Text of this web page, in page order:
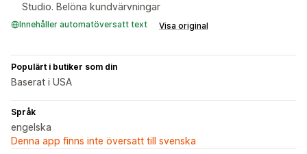
Studio. Belöna kundvärvningar
Innehåller automatöversatt text Visa original
Populärt i butiker som din
Baserat i USA
Språk
engelska
Denna app finns inte översatt till svenska